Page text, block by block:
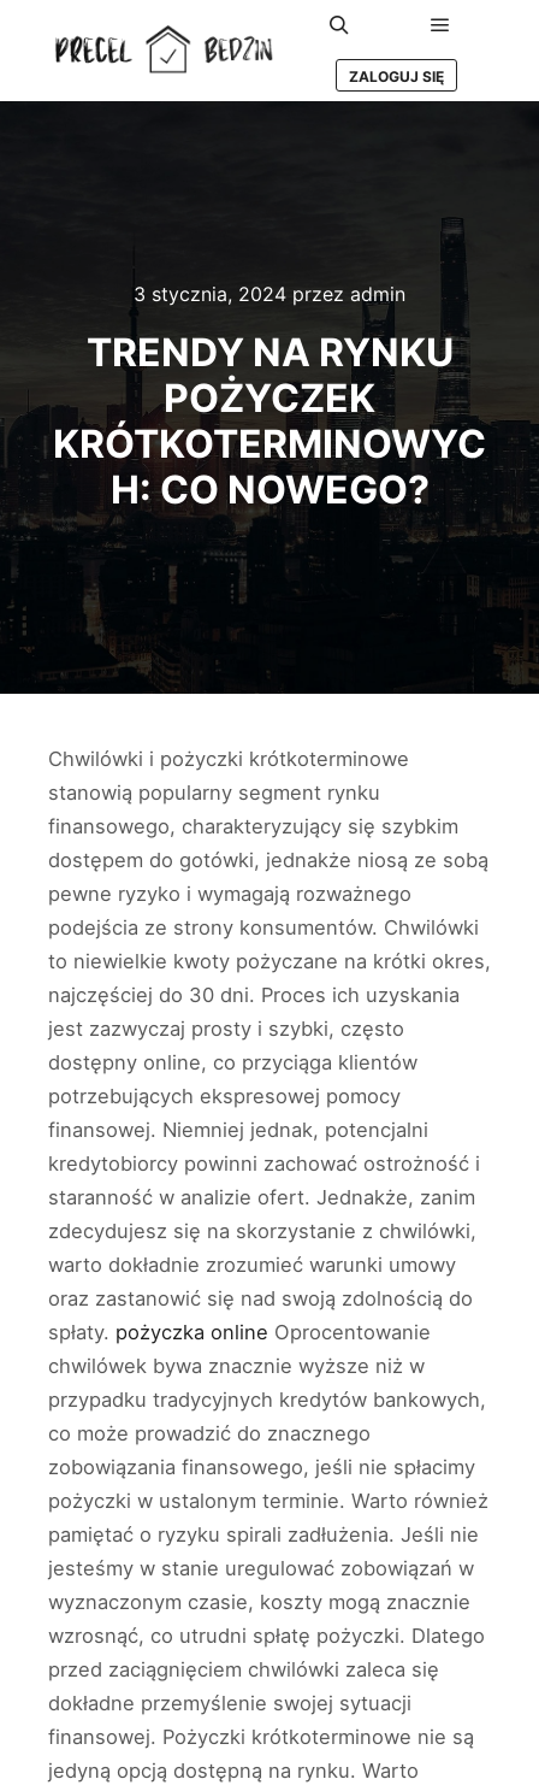
Szukaj Główne
ZALOGUJ SIĘ
3 stycznia, 2024 przez admin
TRENDY NA RYNKU
POŻYCZEK
KRÓTKOTERMINOWYC
H: CO NOWEGO?
Chwilówki i pożyczki krótkoterminowe
stanowią popularny segment rynku
finansowego, charakteryzujący się szybkim
dostępem do gotówki, jednakże niosą ze sobą
pewne ryzyko i wymagają rozważnego
podejścia ze strony konsumentów. Chwilówki
to niewielkie kwoty pożyczane na krótki okres,
najczęściej do 30 dni. Proces ich uzyskania
jest zazwyczaj prosty i szybki, często
dostępny online, co przyciąga klientów
potrzebujących ekspresowej pomocy
finansowej. Niemniej jednak, potencjalni
kredytobiorcy powinni zachować ostrożność i
staranność w analizie ofert. Jednakże, zanim
zdecydujesz się na skorzystanie z chwilówki,
warto dokładnie zrozumieć warunki umowy
oraz zastanowić się nad swoją zdolnością do
spłaty. pożyczka online Oprocentowanie
chwilówek bywa znacznie wyższe niż w
przypadku tradycyjnych kredytów bankowych,
co może prowadzić do znacznego
zobowiązania finansowego, jeśli nie spłacimy
pożyczki w ustalonym terminie. Warto również
pamiętać o ryzyku spirali zadłużenia. Jeśli nie
jesteśmy w stanie uregulować zobowiązań w
wyznaczonym czasie, koszty mogą znacznie
wzrosnąć, co utrudni spłatę pożyczki. Dlatego
przed zaciągnięciem chwilówki zaleca się
dokładne przemyślenie swojej sytuacji
finansowej. Pożyczki krótkoterminowe nie są
jedyną opcją dostępną na rynku. Warto